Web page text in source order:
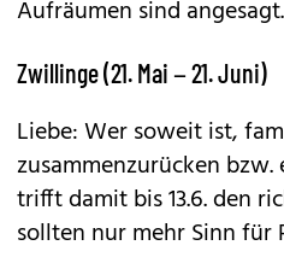
Aufräumen sind angesagt.
Zwillinge (21. Mai – 21. Juni)
Liebe: Wer soweit ist,
zusammenzurücken
trifft damit bis 13.6. den
sollten nur mehr Sinn für